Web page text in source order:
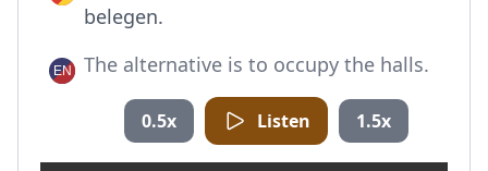
belegen.
The alternative is to occupy the halls.
0.5x Listen 1.5x